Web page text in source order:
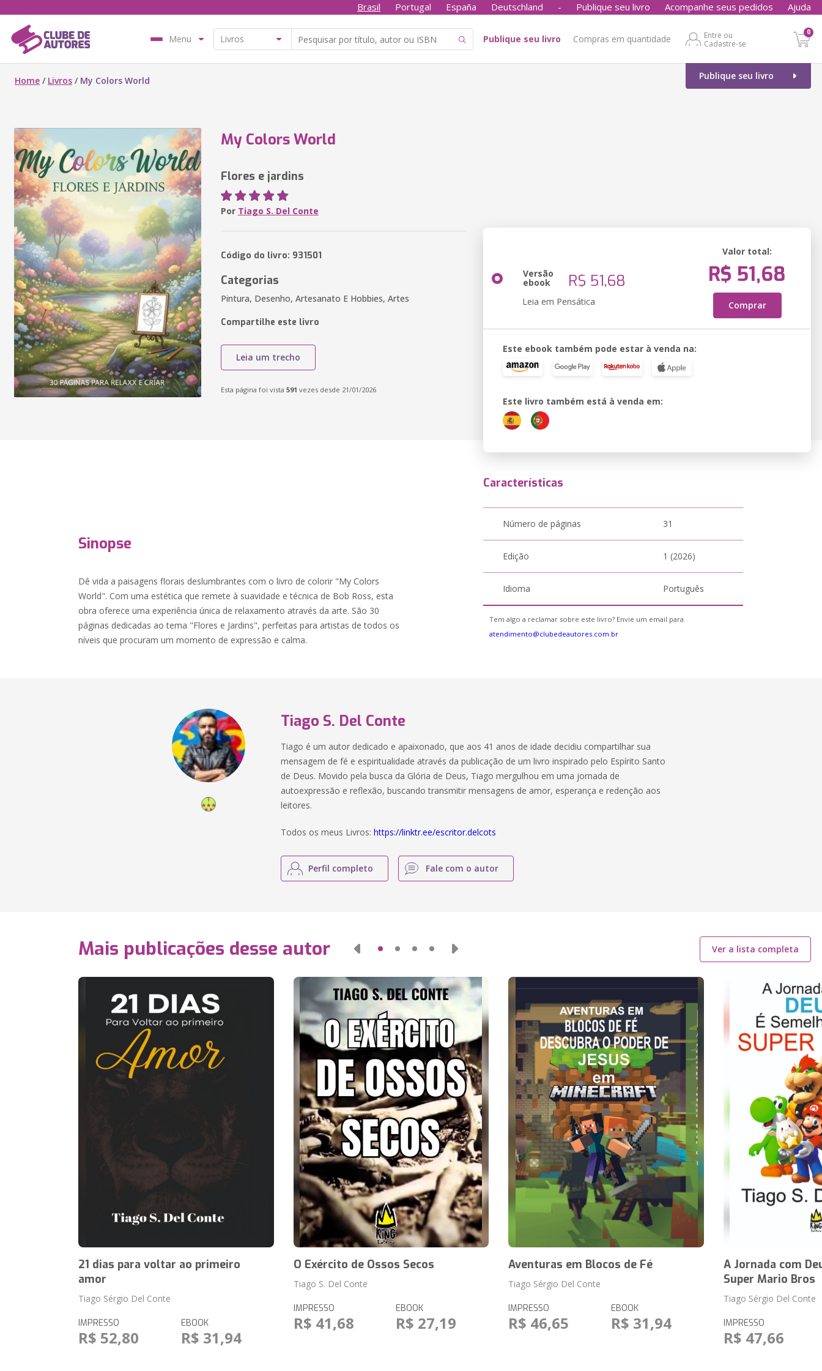
Brasil Portugal España Deutschland - Publique seu livro Acompanhe seus pedidos Ajuda
Menu Publique seu livro Compras em quantidade
Entre ou
Cadastre-se
0
Publique seu livro
Home / Livros / My Colors World
My Colors World
Flores e jardins
Por Tiago S. Del Conte
Código do livro: 931501
Categorias
Pintura, Desenho, Artesanato E Hobbies, Artes
Compartilhe este livro
Leia um trecho
Esta página foi vista 591 vezes desde 21/01/2026
Versão
ebook R$ 51,68
Leia em Pensática
Valor total:
R$ 51,68
Comprar
Este ebook também pode estar à venda na:
Este livro também está à venda em:
Sinopse
Dê vida a paisagens florais deslumbrantes com o livro de colorir "My Colors
World". Com uma estética que remete à suavidade e técnica de Bob Ross, esta
obra oferece uma experiência única de relaxamento através da arte. São 30
páginas dedicadas ao tema "Flores e Jardins", perfeitas para artistas de todos os
níveis que procuram um momento de expressão e calma.
Características
Número de páginas 31
Edição 1 (2026)
Idioma Português
Tem algo a reclamar sobre este livro? Envie um email para
atendimento@clubedeautores.com.br
Tiago S. Del Conte
Tiago é um autor dedicado e apaixonado, que aos 41 anos de idade decidiu compartilhar sua
mensagem de fé e espiritualidade através da publicação de um livro inspirado pelo Espírito Santo
de Deus. Movido pela busca da Glória de Deus, Tiago mergulhou em uma jornada de
autoexpressão e reflexão, buscando transmitir mensagens de amor, esperança e redenção aos
leitores.
Todos os meus Livros:https://linktr.ee/escritor.delcots
Perfil completo Fale com o autor
Mais publicações desse autor Ver a lista completa
21 dias para voltar ao primeiro
amor
Tiago Sérgio Del Conte
IMPRESSO
R$ 52,80
EBOOK
R$ 31,94
O Exército de Ossos Secos
Tiago S. Del Conte
IMPRESSO
R$ 41,68
EBOOK
R$ 27,19
Aventuras em Blocos de Fé
Tiago Sérgio Del Conte
IMPRESSO
R$ 46,65
EBOOK
R$ 31,94
A Jornada com
Super Mario Bros
Tiago Sérgio Del Conte
IMPRESSO
R$ 47,66